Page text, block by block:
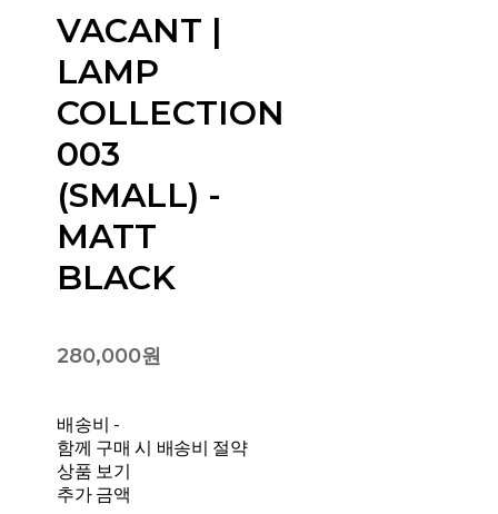
VACANT |
LAMP
COLLECTION
003
(SMALL) -
MATT
BLACK
280,000원
배송비 -
함께 구매 시 배송비 절약
상품 보기
추가 금액